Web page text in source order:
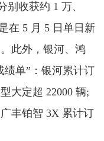
收获约 1 万、
在 5 月 5 日单日新
此外，银河、鸿
绩单”：银河累计订
大定超 22000 辆;
丰铂智 3X 累计订